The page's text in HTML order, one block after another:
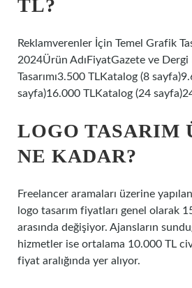
TL?
Reklamverenler İçin Temel Grafik
2024Ürün AdıFiyatGazete ve Dergi
Tasarımı3.500 TLKatalog (8
sayfa)16.000 TLKatalog (24
LOGO TASARIM
NE KADAR?
Freelancer aramaları üzerine
logo tasarım fiyatları genel olarak
arasında değişiyor. Ajansların
hizmetler ise ortalama 10.000 TL
fiyat aralığında yer alıyor.